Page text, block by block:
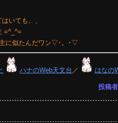
いても、、
=^_^=
に似たんだワン▽･。･▽
ハナのWeb天文台 ／ はなの
投稿